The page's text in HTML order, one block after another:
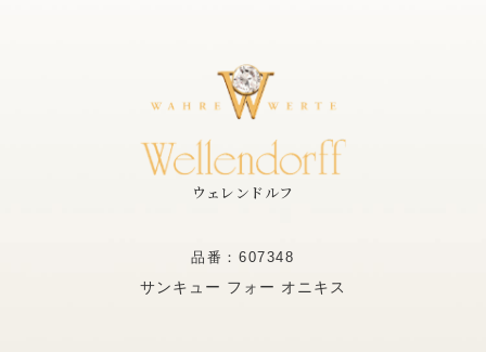
ウェレンドルフ
品番：607348
サンキュー フォー オニキス